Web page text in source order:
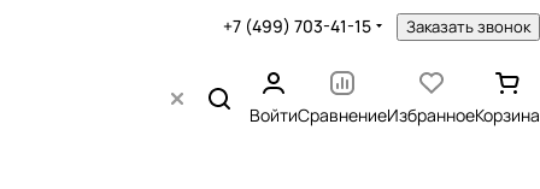
+7 (499) 703-41-15 Заказать звонок
ВойтиСравнениеИзбранноеКорзина